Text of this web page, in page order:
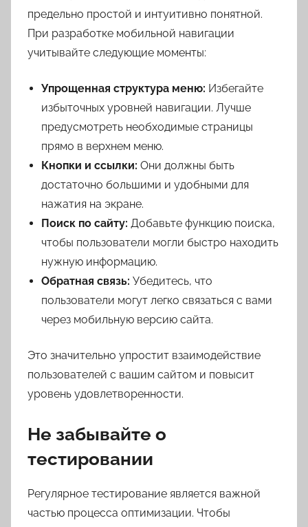
предельно простой и интуитивно понятной.
При разработке мобильной навигации
учитывайте следующие моменты:
Упрощенная структура меню: Избегайте
избыточных уровней навигации. Лучше
предусмотреть необходимые страницы
прямо в верхнем меню.
Кнопки и ссылки: Они должны быть
достаточно большими и удобными для
нажатия на экране.
Поиск по сайту: Добавьте функцию поиска,
чтобы пользователи могли быстро находить
нужную информацию.
Обратная связь: Убедитесь, что
пользователи могут легко связаться с вами
через мобильную версию сайта.
Это значительно упростит взаимодействие
пользователей с вашим сайтом и повысит
уровень удовлетворенности.
Не забывайте о
тестировании
Регулярное тестирование является важной
частью процесса оптимизации. Чтобы